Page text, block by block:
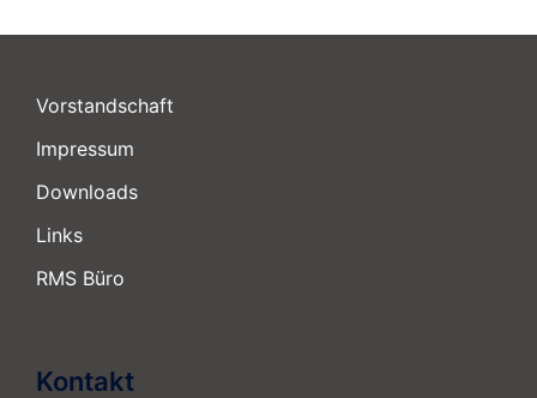
Vorstandschaft
Impressum
Downloads
Links
RMS Büro
Kontakt